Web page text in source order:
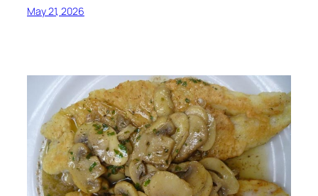
May 21, 2026